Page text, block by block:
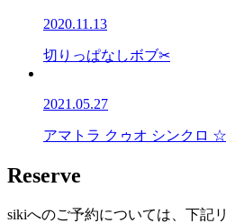
2020.11.13
切りっぱなしボブ✂
2021.05.27
アマトラ クゥオ シンクロ
Reserve
sikiへのご予約については、下記